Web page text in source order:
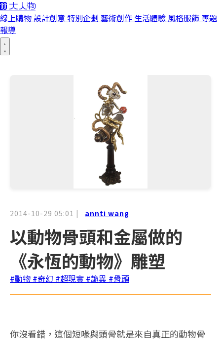
線上購物 設計創意 特別企劃 藝術創作 生活體驗 風格服飾 專題
報導
2014-10-29 05:01 | annti wang
以動物骨頭和金屬做的
《永恆的動物》雕塑
#動物 #奇幻 #超現實 #詭異 #骨頭
你沒看錯，這個短喙與頭骨就是來自真正的動物骨